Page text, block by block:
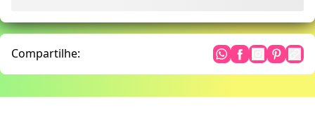
Compartilhe: